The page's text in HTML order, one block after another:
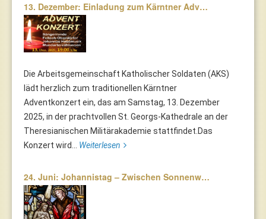
13. Dezember: Einladung zum Kärntner Adv…
Die Arbeitsgemeinschaft Katholischer Soldaten (AKS)
lädt herzlich zum traditionellen Kärntner
Adventkonzert ein, das am Samstag, 13. Dezember
2025, in der prachtvollen St. Georgs-Kathedrale an der
Theresianischen Militärakademie stattfindet.Das
Konzert wird... Weiterlesen
24. Juni: Johannistag – Zwischen Sonnenw…